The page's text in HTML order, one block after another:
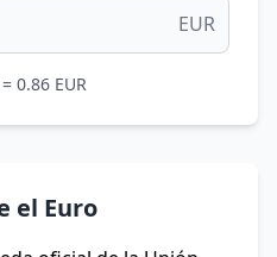
EUR
0.86 EUR
el Euro